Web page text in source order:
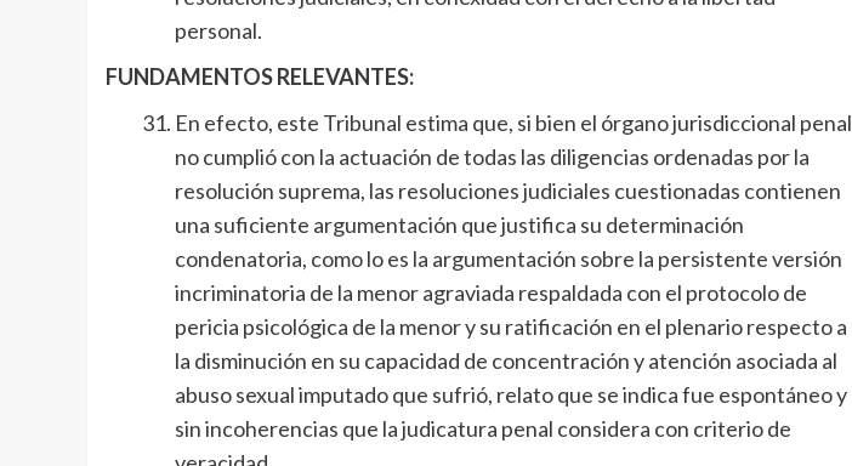
personal.
FUNDAMENTOS RELEVANTES:
En efecto, este Tribunal estima que, si bien el órgano jurisdiccional penal
no cumplió con la actuación de todas las diligencias ordenadas por la
resolución suprema, las resoluciones judiciales cuestionadas contienen
una suficiente argumentación que justifica su determinación
condenatoria, como lo es la argumentación sobre la persistente versión
incriminatoria de la menor agraviada respaldada con el protocolo de
pericia psicológica de la menor y su ratificación en el plenario respecto a
la disminución en su capacidad de concentración y atención asociada al
abuso sexual imputado que sufrió, relato que se indica fue espontáneo y
sin incoherencias que la judicatura penal considera con criterio de